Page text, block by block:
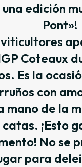
edición
Pont»!
Coteaux
Es la
con
mano de la
¡Esto
No se
para